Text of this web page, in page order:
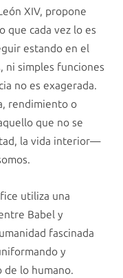
XIV, propone
que cada vez lo es
estando en el
ni simples funciones
no es exagerada.
rendimiento o
que no se
la vida interior—
utiliza una
Babel y
fascinada
y
de lo humano.